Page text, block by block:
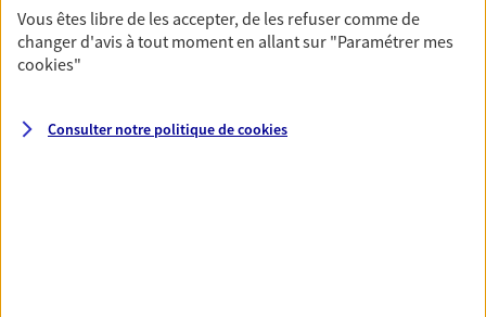
unique pour protéger vos locaux, matériels pro,
équipements et stocks… sans oublier votre
responsabilité civile.
DEMANDER UN DEVIS
Vous êtes libre de les accepter, de les refuser comme de
changer d'avis à tout moment en allant sur "Paramétrer mes
cookies"
Consulter notre politique decookies